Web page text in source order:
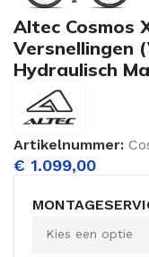
Altec Cosmos
Versnellingen
Hydraulisch
Artikelnummer:
€ 1.099,00